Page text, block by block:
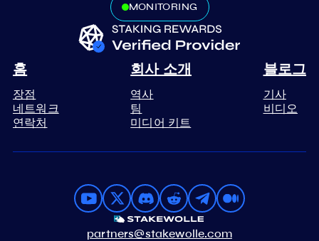
MONITORING
홈
장점
네트워크
연락처
회사 소개
역사
팀
미디어 키트
블로그
기사
비디오
partners@stakewolle.com